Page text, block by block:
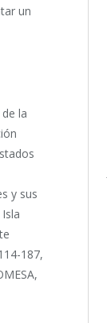
un
la
y sus
187,